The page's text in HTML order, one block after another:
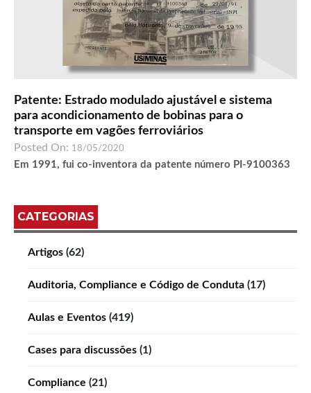
Patente: Estrado modulado ajustável e sistema
para acondicionamento de bobinas para o
transporte em vagões ferroviários
Posted On: 18/05/2020
Em 1991, fui co-inventora da patente número PI-9100363
CATEGORIAS
Artigos (62)
Auditoria, Compliance e Código de Conduta (17)
Aulas e Eventos (419)
Cases para discussões (1)
Compliance (21)